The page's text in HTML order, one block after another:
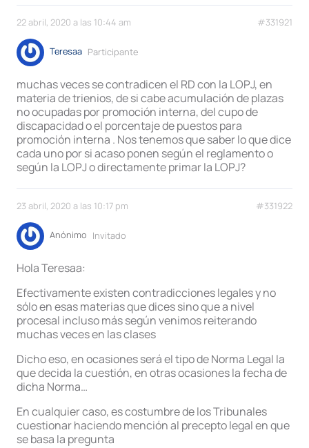
22 abril, 2020 a las 10:44 am #331921
Teresaa Participante
muchas veces se contradicen el RD con la LOPJ, en
materia de trienios, de si cabe acumulación de plazas
no ocupadas por promoción interna, del cupo de
discapacidad o el porcentaje de puestos para
promoción interna . Nos tenemos que saber lo que dice
cada uno por si acaso ponen según el reglamento o
según la LOPJ o directamente primar la LOPJ?
23 abril, 2020 a las 10:17 pm #331922
Anónimo Invitado
Hola Teresaa:
Efectivamente existen contradicciones legales y no
sólo en esas materias que dices sino que a nivel
procesal incluso más según venimos reiterando
muchas veces en las clases
Dicho eso, en ocasiones será el tipo de Norma Legal la
que decida la cuestión, en otras ocasiones la fecha de
dicha Norma…
En cualquier caso, es costumbre de los Tribunales
cuestionar haciendo mención al precepto legal en que
se basa la pregunta